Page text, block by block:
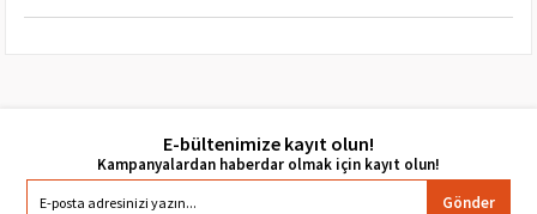
E-bültenimize kayıt olun!
Gönder